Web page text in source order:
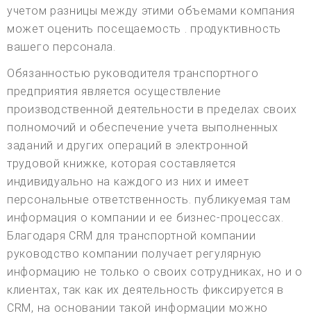
учетом разницы между этими объемами компания
может оценить посещаемость . продуктивность
вашего персонала.
Обязанностью руководителя транспортного
предприятия является осуществление
производственной деятельности в пределах своих
полномочий и обеспечение учета выполненных
заданий и других операций в электронной
трудовой книжке, которая составляется
индивидуально на каждого из них и имеет
персональные ответственность. публикуемая там
информация о компании и ее бизнес-процессах.
Благодаря CRM для транспортной компании
руководство компании получает регулярную
информацию не только о своих сотрудниках, но и о
клиентах, так как их деятельность фиксируется в
CRM, на основании такой информации можно